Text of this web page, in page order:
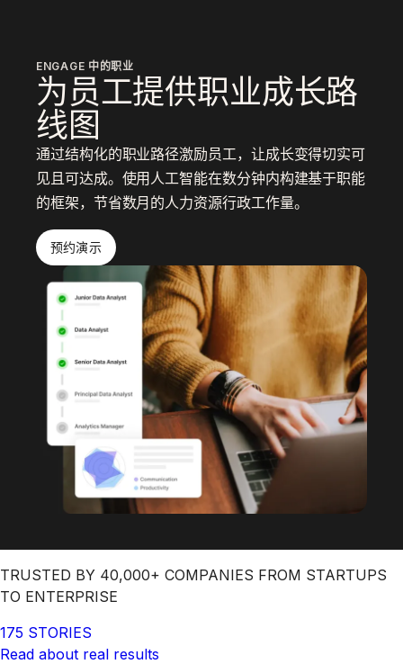
ENGAGE 中的职业
为员工提供职业成长路
线图
通过结构化的职业路径激励员工，让成长变得切实可
见且可达成。使用人工智能在数分钟内构建基于职能
的框架，节省数月的人力资源行政工作量。
预约演示
TRUSTED BY 40,000+ COMPANIES FROM STARTUPS
TO ENTERPRISE
175 STORIES
Read about real results